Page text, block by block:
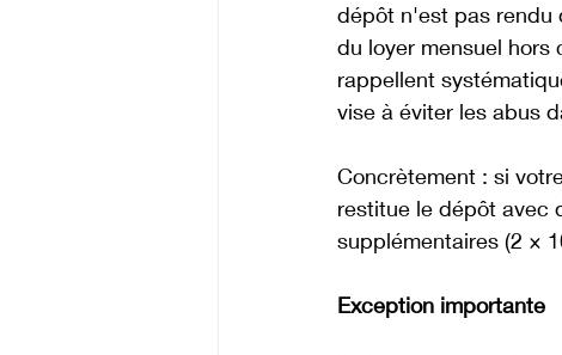
dépôt n'est pas rendu
du loyer mensuel hors
rappellent
vise à éviter les abus
Concrètement : si
restitue le dépôt avec
supplémentaires (2 ×
Exception importante